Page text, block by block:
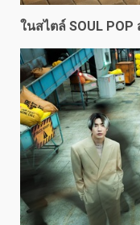
ในสไตล์ SOUL POP